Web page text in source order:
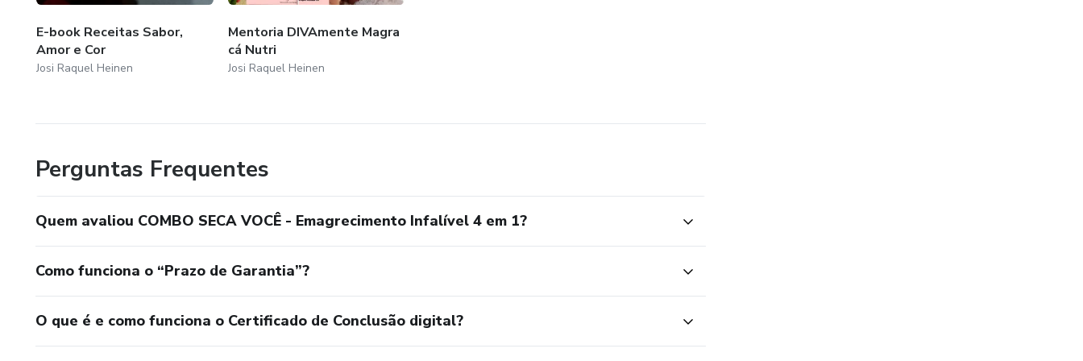
E-book Receitas Sabor,
Amor e Cor
Josi Raquel Heinen
Mentoria DIVAmente Magra
cá Nutri
Josi Raquel Heinen
Perguntas Frequentes
Quem avaliou COMBO SECA VOCÊ - Emagrecimento Infalível 4 em 1?
Como funciona o “Prazo de Garantia”?
O que é e como funciona o Certificado de Conclusão digital?